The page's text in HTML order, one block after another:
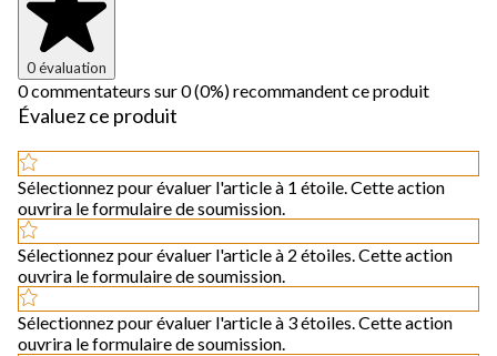
0 évaluation
0 commentateurs sur 0 (0%) recommandent ce produit
Évaluez ce produit
Sélectionnez pour évaluer l'article à 1 étoile. Cette action
ouvrira le formulaire de soumission.
Sélectionnez pour évaluer l'article à 2 étoiles. Cette action
ouvrira le formulaire de soumission.
Sélectionnez pour évaluer l'article à 3 étoiles. Cette action
ouvrira le formulaire de soumission.